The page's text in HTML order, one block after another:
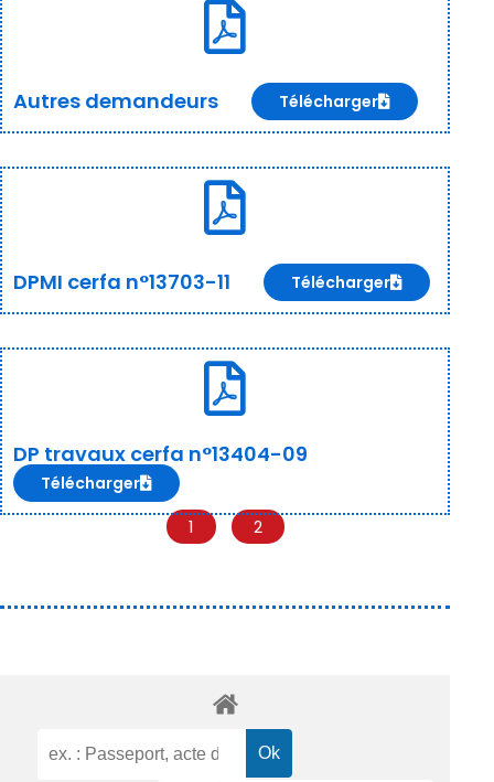
Autres demandeurs Télécharger
DPMI cerfa n°13703-11 Télécharger
DP travaux cerfa n°13404-09
Télécharger
1 2